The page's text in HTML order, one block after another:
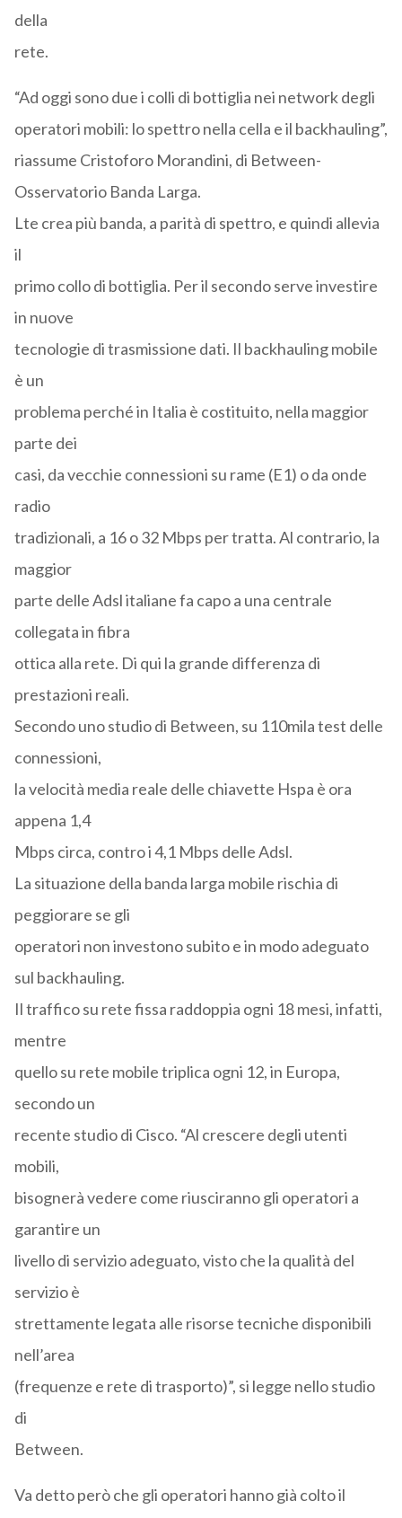
della
rete.
“Ad oggi sono due i colli di bottiglia nei network degli
operatori mobili: lo spettro nella cella e il backhauling”,
riassume Cristoforo Morandini, di Between-
Osservatorio Banda Larga.
Lte crea più banda, a parità di spettro, e quindi allevia
il
primo collo di bottiglia. Per il secondo serve investire
in nuove
tecnologie di trasmissione dati. Il backhauling mobile
è un
problema perché in Italia è costituito, nella maggior
parte dei
casi, da vecchie connessioni su rame (E1) o da onde
radio
tradizionali, a 16 o 32 Mbps per tratta. Al contrario, la
maggior
parte delle Adsl italiane fa capo a una centrale
collegata in fibra
ottica alla rete. Di qui la grande differenza di
prestazioni reali.
Secondo uno studio di Between, su 110mila test delle
connessioni,
la velocità media reale delle chiavette Hspa è ora
appena 1,4
Mbps circa, contro i 4,1 Mbps delle Adsl.
La situazione della banda larga mobile rischia di
peggiorare se gli
operatori non investono subito e in modo adeguato
sul backhauling.
Il traffico su rete fissa raddoppia ogni 18 mesi, infatti,
mentre
quello su rete mobile triplica ogni 12, in Europa,
secondo un
recente studio di Cisco. “Al crescere degli utenti
mobili,
bisognerà vedere come riusciranno gli operatori a
garantire un
livello di servizio adeguato, visto che la qualità del
servizio è
strettamente legata alle risorse tecniche disponibili
nell’area
(frequenze e rete di trasporto)”, si legge nello studio
di
Between.
Va detto però che gli operatori hanno già colto il